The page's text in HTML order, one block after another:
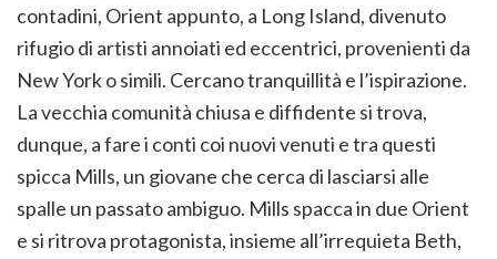
contadini, Orient appunto, a Long Island, divenuto
rifugio di artisti annoiati ed eccentrici, provenienti da
New York o simili. Cercano tranquillità e l’ispirazione.
La vecchia comunità chiusa e diffidente si trova,
dunque, a fare i conti coi nuovi venuti e tra questi
spicca Mills, un giovane che cerca di lasciarsi alle
spalle un passato ambiguo. Mills spacca in due Orient
e si ritrova protagonista, insieme all’irrequieta Beth,